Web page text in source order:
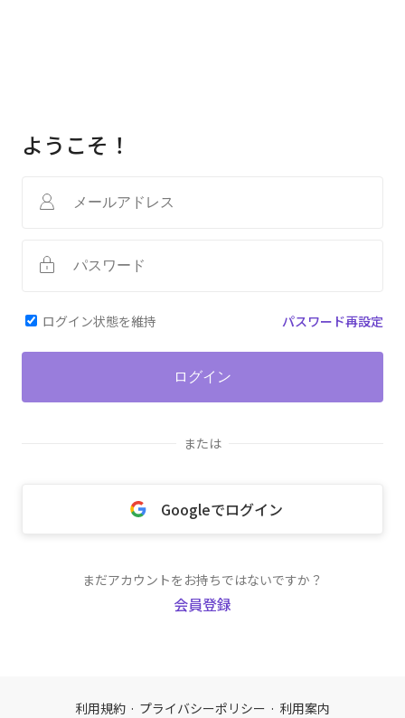
ようこそ！
ログイン状態を維持 パスワード再設定
ログイン
または
Googleでログイン
まだアカウントをお持ちではないですか？
会員登録
利用規約 · プライバシーポリシー · 利用案内